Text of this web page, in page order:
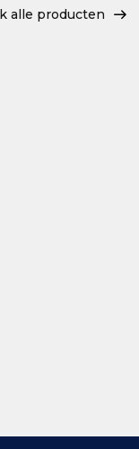
alle producten